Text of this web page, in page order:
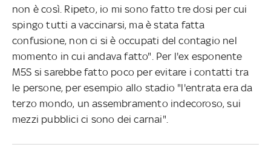
non è così. Ripeto, io mi sono fatto tre dosi per cui
spingo tutti a vaccinarsi, ma è stata fatta
confusione, non ci si è occupati del contagio nel
momento in cui andava fatto". Per l'ex esponente
M5S si sarebbe fatto poco per evitare i contatti tra
le persone, per esempio allo stadio "l'entrata era da
terzo mondo, un assembramento indecoroso, sui
mezzi pubblici ci sono dei carnai".